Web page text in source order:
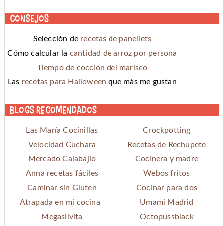
Consejos
Selección de recetas de panellets
Cómo calcular la cantidad de arroz por persona
Tiempo de cocción del marisco
Las recetas para Halloween que más me gustan
Blogs recomendados
Las María Cocinillas
Crockpotting
Velocidad Cuchara
Recetas de Rechupete
Mercado Calabajío
Cocinera y madre
Anna recetas fáciles
Webos fritos
Caminar sin Gluten
Cocinar para dos
Atrapada en mi cocina
Umami Madrid
Megasilvita
Octopussblack